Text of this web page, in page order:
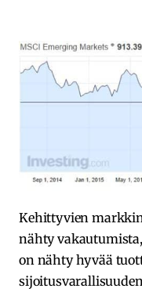
Kehittyvien
nähty
on nähty hyvää